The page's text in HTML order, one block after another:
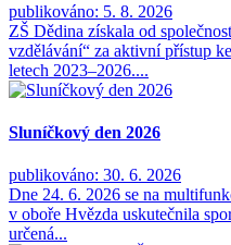
publikováno: 5. 8. 2026
ZŠ Dědina získala od
vzdělávání“ za aktivní přístup
letech 2023–2026....
Sluníčkový den 2026
publikováno: 30. 6. 2026
Dne 24. 6. 2026 se na
v oboře Hvězda uskutečnila
určená...